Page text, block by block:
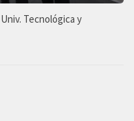
Tecnológica y